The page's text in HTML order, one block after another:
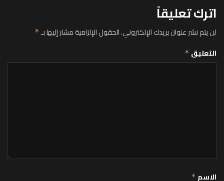
اترك تعليقاً
لن يتم نشر عنوان بريدك الإلكتروني.الحقول الإلزامية مشار إليها بـ*
التعليق *
الاسم *